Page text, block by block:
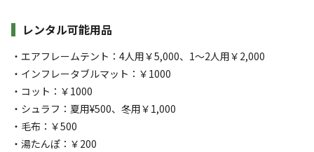
レンタル可能用品
・エアフレームテント：4人用￥5,000、1～2人用￥2,000
・インフレータブルマット：￥1000
・コット：￥1000
・シュラフ：夏用¥500、冬用￥1,000
・毛布：￥500
・湯たんぽ：￥200